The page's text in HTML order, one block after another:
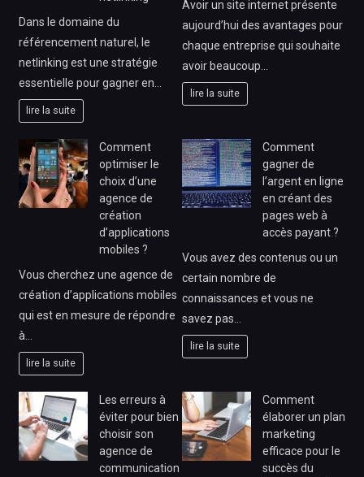
Dans le domaine du
référencement naturel, le
netlinking est une stratégie
essentielle pour gagner en…
lire la suite
Avoir un site internet présente
aujourd’hui des avantages pour
chaque entreprise qui souhaite
avoir beaucoup…
lire la suite
Comment
optimiser le
choix d’une
agence de
création
d’applications
mobiles ?
Vous cherchez une agence de
création d’applications mobiles
qui est en mesure de répondre
à…
lire la suite
Comment
gagner de
l’argent en ligne
en créant des
pages web à
accès payant ?
Vous avez des contenus ou un
certain nombre de
connaissances et vous ne
savez pas…
lire la suite
Les erreurs à
éviter pour bien
choisir son
agence de
communication
Comment
élaborer un plan
marketing
efficace pour le
succès du